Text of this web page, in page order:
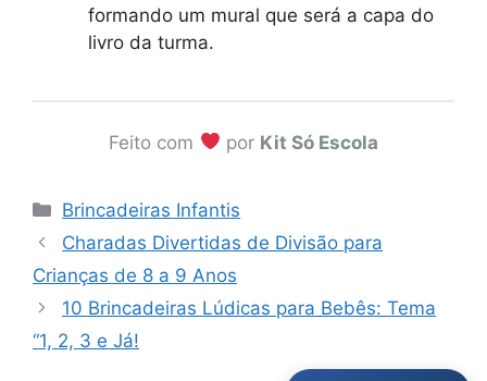
formando um mural que será a capa do
livro da turma.
Feito com por Kit Só Escola
Categorias
Brincadeiras Infantis
Charadas Divertidas de Divisão para
Crianças de 8 a 9 Anos
10 Brincadeiras Lúdicas para Bebês: Tema
“1, 2, 3 e Já!